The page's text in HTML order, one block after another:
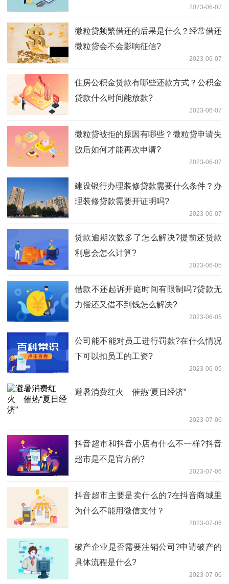
2023-06-07
微粒贷频繁借还的后果是什么？经常借还
微粒贷会不会影响征信?
2023-06-07
住房公积金贷款有哪些还款方式？公积金
贷款什么时间能放款?
2023-06-07
微粒贷被拒的原因有哪些？微粒贷申请失
败后如何才能再次申请?
2023-06-07
建设银行办理装修贷款需要什么条件？办
理装修贷款需要开证明吗?
2023-06-07
贷款逾期次数多了怎么解决?提前还贷款
利息会怎么计算?
2023-06-05
借款不还起诉开庭时间有限制吗?贷款无
力偿还又借不到钱怎么解决?
2023-06-05
公司能不能对员工进行罚款?在什么情况
下可以扣员工的工资?
2023-06-05
避暑消费红火 催热“夏日经济”
2023-07-06
抖音超市和抖音小店有什么不一样?抖音
超市是不是官方的?
2023-07-06
抖音超市主要是卖什么的?在抖音商城里
为什么不能用微信支付？
2023-07-06
破产企业是否需要注销公司?申请破产的
具体流程是什么?
2023-07-06